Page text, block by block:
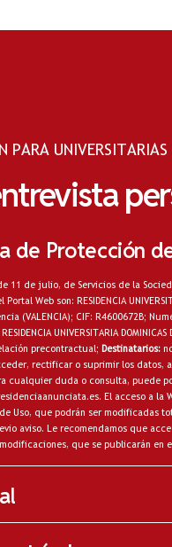
PARA
de Protección
11 de julio, de Servicios de la
Web son: RESIDENCIA
(VALENCIA); CIF: R4600672B;
UNIVERSITARIA DOMINICAS
precontractual; Destinatarios:
rectificar o suprimir los datos,
cualquier duda o consulta, puede
El acceso a la
Uso, que podrán ser modificadas
aviso. Le recomendamos que
que se publicarán en